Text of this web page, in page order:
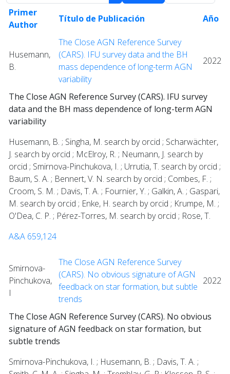
Primer
Author
Título de Publicación Año
Husemann,
B.
The Close AGN Reference Survey
(CARS). IFU survey data and the BH
mass dependence of long-term AGN
variability
2022
The Close AGN Reference Survey (CARS). IFU survey
data and the BH mass dependence of long-term AGN
variability
Husemann, B. ; Singha, M. search by orcid ; Scharwächter,
J. search by orcid ; McElroy, R. ; Neumann, J. search by
orcid ; Smirnova-Pinchukova, I. ; Urrutia, T. search by orcid ;
Baum, S. A. ; Bennert, V. N. search by orcid ; Combes, F. ;
Croom, S. M. ; Davis, T. A. ; Fournier, Y. ; Galkin, A. ; Gaspari,
M. search by orcid ; Enke, H. search by orcid ; Krumpe, M. ;
O'Dea, C. P. ; Pérez-Torres, M. search by orcid ; Rose, T.
A&A 659,124
Smirnova-
Pinchukova,
I
The Close AGN Reference Survey
(CARS). No obvious signature of AGN
feedback on star formation, but subtle
trends
2022
The Close AGN Reference Survey (CARS). No obvious
signature of AGN feedback on star formation, but
subtle trends
Smirnova-Pinchukova, I. ; Husemann, B. ; Davis, T. A. ;